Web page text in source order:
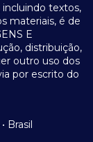
textos,
materiais, é de
E
distribuição,
outro uso dos
por escrito do
Brasil